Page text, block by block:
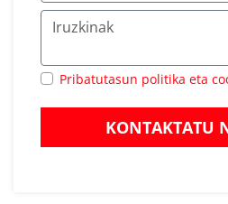
Pribatutasun politika eta
KONTAKTATU